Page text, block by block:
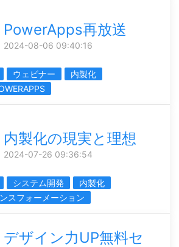
PowerApps再放送
2024-08-06 09:40:16
ウェビナー
内製化
内製化の現実と理想
2024-07-26 09:36:54
システム開発
内製化
スフォーメーション
デザイン力UP無料セ